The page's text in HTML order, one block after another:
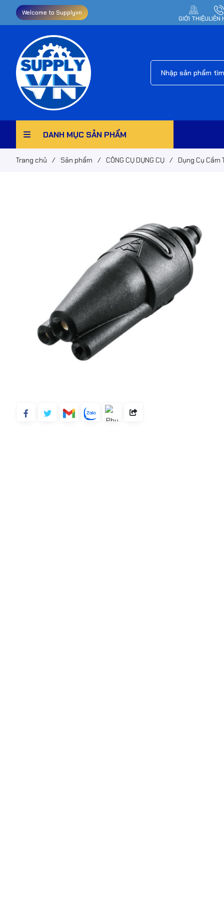
Welcome to Supplyvn
GIỚI THIỆULIÊN
DANH MỤC SẢN PHẨM
Trang chủ / Sản phẩm / CÔNG CỤ DỤNG CỤ / Dụng Cụ Cầm